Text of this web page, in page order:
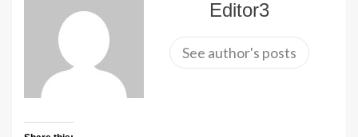
Editor3
See author's posts